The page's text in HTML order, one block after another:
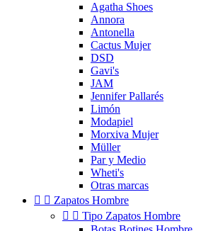
Agatha Shoes
Annora
Antonella
Cactus Mujer
DSD
Gavi's
JAM
Jennifer Pallarés
Limón
Modapiel
Morxiva Mujer
Müller
Par y Medio
Wheti's
Otras marcas
  Zapatos Hombre
  Tipo Zapatos Hombre